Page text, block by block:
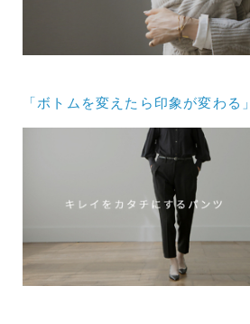
「ボトムを変えたら印象が変わる」